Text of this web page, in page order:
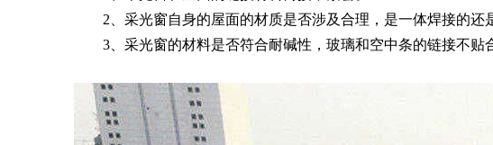
2、采光窗自身的屋面的材质是否涉及合理，是一体焊接的还
3、采光窗的材料是否符合耐碱性，玻璃和空中条的链接不贴